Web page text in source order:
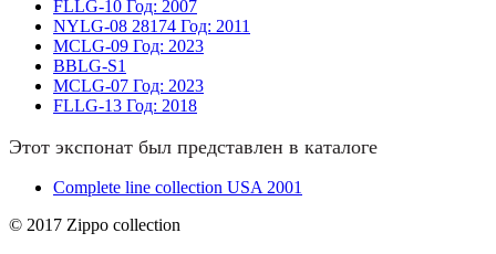
FLLG-10 Год: 2007
NYLG-08 28174 Год: 2011
MCLG-09 Год: 2023
BBLG-S1
MCLG-07 Год: 2023
FLLG-13 Год: 2018
Этот экспонат был представлен в каталоге
Complete line collection USA 2001
© 2017 Zippo collection